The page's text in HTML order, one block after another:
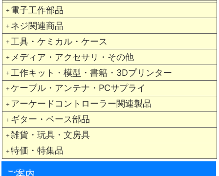
＋ 電子工作部品
＋ ネジ関連商品
＋ 工具・ケミカル・ケース
＋ メディア・アクセサリ・その他
＋ 工作キット・模型・書籍・3Dプリンター
＋ ケーブル・アンテナ・PCサプライ
＋ アーケードコントローラー関連製品
＋ ギター・ベース部品
＋ 雑貨・玩具・文房具
＋ 特価・特集品
ご案内